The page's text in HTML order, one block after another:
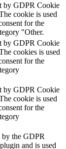
by GDPR Cookie
cookie is used
for the
"Other.
by GDPR Cookie
cookies is used
for the
by GDPR Cookie
cookie is used
for the
by the GDPR
and is used